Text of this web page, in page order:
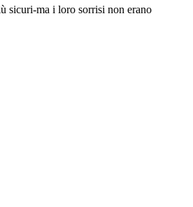
sicuri-ma i loro sorrisi non erano